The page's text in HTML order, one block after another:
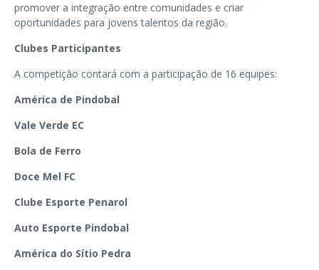
promover a integração entre comunidades e criar
oportunidades para jovens talentos da região.
Clubes Participantes
A competição contará com a participação de 16 equipes:
América de Pindobal
Vale Verde EC
Bola de Ferro
Doce Mel FC
Clube Esporte Penarol
Auto Esporte Pindobal
América do Sítio Pedra